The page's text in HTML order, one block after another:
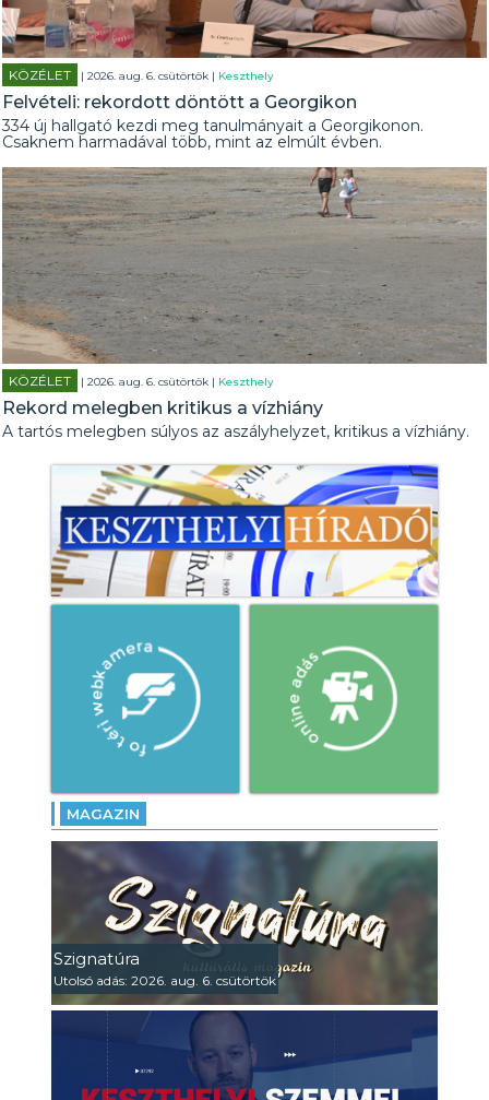
KÖZÉLET | 2026. aug. 6. csütörtök | Keszthely
Felvételi: rekordott döntött a Georgikon
334 új hallgató kezdi meg tanulmányait a Georgikonon.
Csaknem harmadával több, mint az elmúlt évben.
KÖZÉLET | 2026. aug. 6. csütörtök | Keszthely
Rekord melegben kritikus a vízhiány
A tartós melegben súlyos az aszályhelyzet, kritikus a vízhiány.
MAGAZIN
Szignatúra
Utolsó adás: 2026. aug. 6. csütörtök